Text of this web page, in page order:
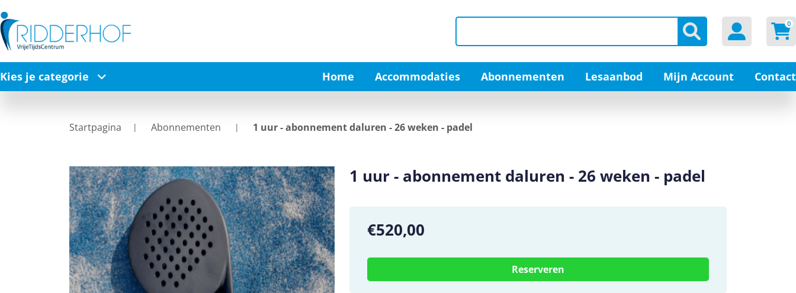
0
Kies je categorie Home Accommodaties Abonnementen Lesaanbod Mijn Account Contact
Startpagina Abonnementen 1 uur - abonnement daluren - 26 weken - padel
1 uur - abonnement daluren - 26 weken - padel
€520,00